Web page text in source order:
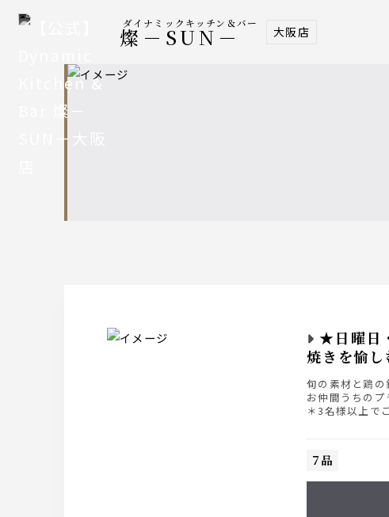
ダイナミックキッチン＆バー
燦－SUN－ 大阪店
★日曜日
焼きを愉
旬の素材と鶏
お仲間うちの
＊3名様以上で
7品